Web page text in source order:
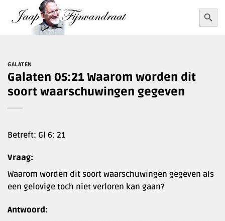
naar
Zoek
naar:
GALATEN
Galaten 05:21 Waarom worden dit
soort waarschuwingen gegeven
Betreft: Gl 6: 21
Vraag:
Waarom worden dit soort waarschuwingen gegeven als
een gelovige toch niet verloren kan gaan?
Antwoord: